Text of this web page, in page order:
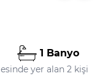
1 Banyo
yer alan 2 kişi